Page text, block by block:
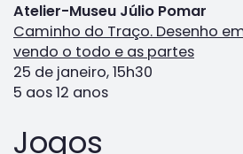
Atelier-Museu Júlio Pomar
Caminho do Traço. Desenho
vendo o todo e as partes
25 de janeiro, 15h30
5 aos 12 anos
Jogos